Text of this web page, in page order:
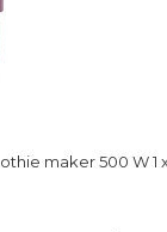
maker 500 W 1